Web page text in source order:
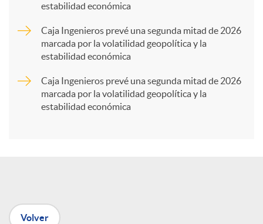
n
estabilidad económica
Caja Ingenieros prevé una segunda mitad de 2026
marcada por la volatilidad geopolítica y la
estabilidad económica
Caja Ingenieros prevé una segunda mitad de 2026
marcada por la volatilidad geopolítica y la
estabilidad económica
Volver